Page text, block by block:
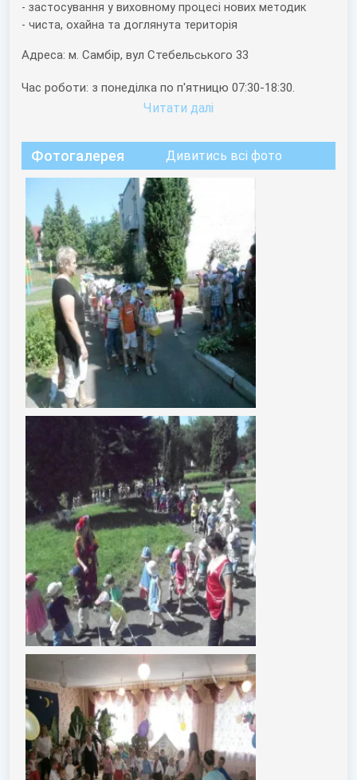
- застосування у виховному процесі нових методик
- чиста, охайна та доглянута територія
Адреса: м. Самбір, вул Стебельського 33
Час роботи: з понеділка по п'ятницю 07:30-18:30.
Читати далi
Фотогалерея Дивитись всі фото